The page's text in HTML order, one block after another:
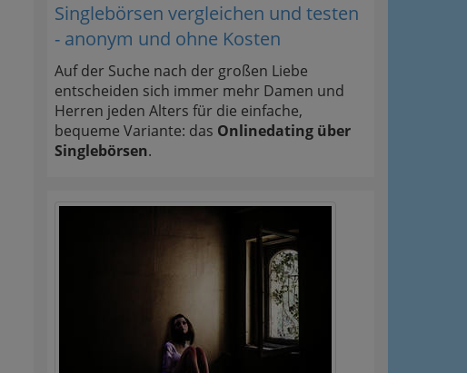
Singlebörsen vergleichen und testen
- anonym und ohne Kosten
Auf der Suche nach der großen Liebe
entscheiden sich immer mehr Damen und
Herren jeden Alters für die einfache,
bequeme Variante: das Onlinedating über
Singlebörsen.